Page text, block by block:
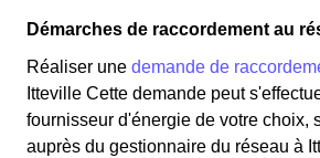
Démarches de raccordement au
Réaliser une demande de
Itteville Cette demande peut
fournisseur d'énergie de votre choix,
auprès du gestionnaire du réseau à